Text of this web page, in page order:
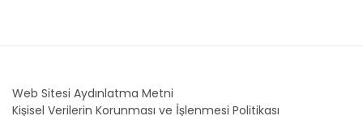
Web Sitesi Aydınlatma Metni
Kişisel Verilerin Korunması ve İşlenmesi Politikası